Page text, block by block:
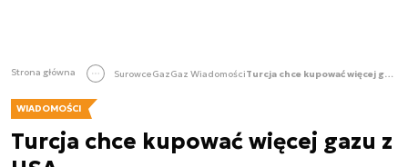
Strona główna SurowceGazGaz Wiadomości Turcja chce kupować więcej gazu z USA
WIADOMOŚCI
Turcja chce kupować więcej gazu z